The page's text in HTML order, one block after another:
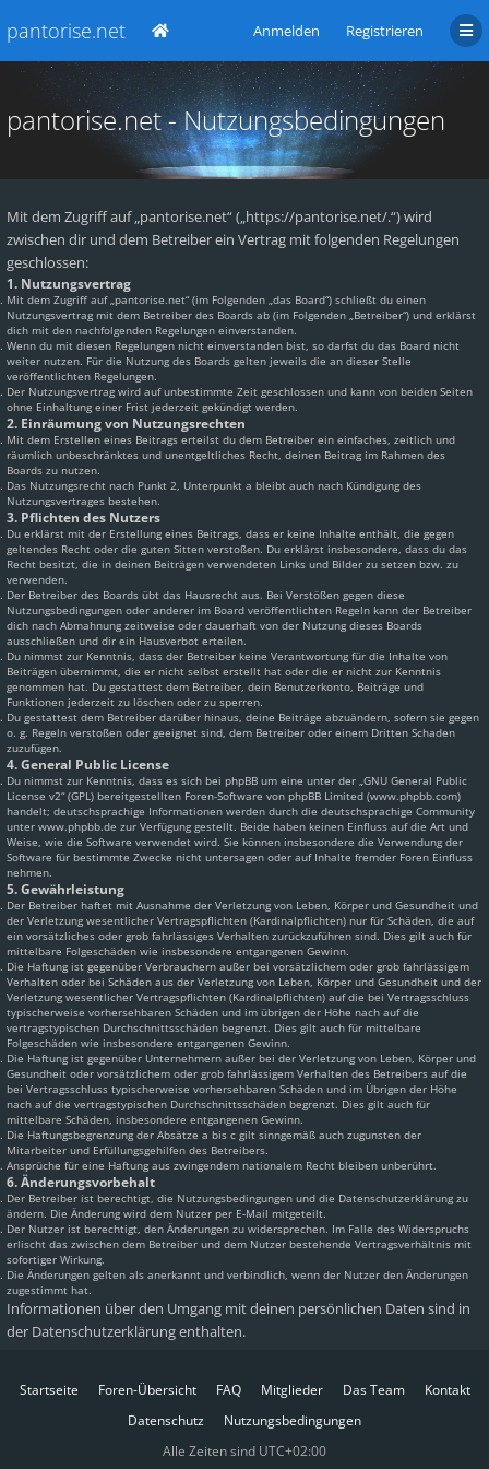
pantorise.net Anmelden Registrieren
pantorise.net - Nutzungsbedingungen
Mit dem Zugriff auf „pantorise.net“ („https://pantorise.net/.“) wird
zwischen dir und dem Betreiber ein Vertrag mit folgenden Regelungen
geschlossen:
1. Nutzungsvertrag
Mit dem Zugriff auf „pantorise.net“ (im Folgenden „das Board“) schließt du einen
Nutzungsvertrag mit dem Betreiber des Boards ab (im Folgenden „Betreiber“) und erklärst
dich mit den nachfolgenden Regelungen einverstanden.
Wenn du mit diesen Regelungen nicht einverstanden bist, so darfst du das Board nicht
weiter nutzen. Für die Nutzung des Boards gelten jeweils die an dieser Stelle
veröffentlichten Regelungen.
Der Nutzungsvertrag wird auf unbestimmte Zeit geschlossen und kann von beiden Seiten
ohne Einhaltung einer Frist jederzeit gekündigt werden.
2. Einräumung von Nutzungsrechten
Mit dem Erstellen eines Beitrags erteilst du dem Betreiber ein einfaches, zeitlich und
räumlich unbeschränktes und unentgeltliches Recht, deinen Beitrag im Rahmen des
Boards zu nutzen.
Das Nutzungsrecht nach Punkt 2, Unterpunkt a bleibt auch nach Kündigung des
Nutzungsvertrages bestehen.
3. Pflichten des Nutzers
Du erklärst mit der Erstellung eines Beitrags, dass er keine Inhalte enthält, die gegen
geltendes Recht oder die guten Sitten verstoßen. Du erklärst insbesondere, dass du das
Recht besitzt, die in deinen Beiträgen verwendeten Links und Bilder zu setzen bzw. zu
verwenden.
Der Betreiber des Boards übt das Hausrecht aus. Bei Verstößen gegen diese
Nutzungsbedingungen oder anderer im Board veröffentlichten Regeln kann der Betreiber
dich nach Abmahnung zeitweise oder dauerhaft von der Nutzung dieses Boards
ausschließen und dir ein Hausverbot erteilen.
Du nimmst zur Kenntnis, dass der Betreiber keine Verantwortung für die Inhalte von
Beiträgen übernimmt, die er nicht selbst erstellt hat oder die er nicht zur Kenntnis
genommen hat. Du gestattest dem Betreiber, dein Benutzerkonto, Beiträge und
Funktionen jederzeit zu löschen oder zu sperren.
Du gestattest dem Betreiber darüber hinaus, deine Beiträge abzuändern, sofern sie gegen
o. g. Regeln verstoßen oder geeignet sind, dem Betreiber oder einem Dritten Schaden
zuzufügen.
4. General Public License
Du nimmst zur Kenntnis, dass es sich bei phpBB um eine unter der „GNU General Public
License v2“ (GPL) bereitgestellten Foren-Software von phpBB Limited (www.phpbb.com)
handelt; deutschsprachige Informationen werden durch die deutschsprachige Community
unter www.phpbb.de zur Verfügung gestellt. Beide haben keinen Einfluss auf die Art und
Weise, wie die Software verwendet wird. Sie können insbesondere die Verwendung der
Software für bestimmte Zwecke nicht untersagen oder auf Inhalte fremder Foren Einfluss
nehmen.
5. Gewährleistung
Der Betreiber haftet mit Ausnahme der Verletzung von Leben, Körper und Gesundheit und
der Verletzung wesentlicher Vertragspflichten (Kardinalpflichten) nur für Schäden, die auf
ein vorsätzliches oder grob fahrlässiges Verhalten zurückzuführen sind. Dies gilt auch für
mittelbare Folgeschäden wie insbesondere entgangenen Gewinn.
Die Haftung ist gegenüber Verbrauchern außer bei vorsätzlichem oder grob fahrlässigem
Verhalten oder bei Schäden aus der Verletzung von Leben, Körper und Gesundheit und der
Verletzung wesentlicher Vertragspflichten (Kardinalpflichten) auf die bei Vertragsschluss
typischerweise vorhersehbaren Schäden und im übrigen der Höhe nach auf die
vertragstypischen Durchschnittsschäden begrenzt. Dies gilt auch für mittelbare
Folgeschäden wie insbesondere entgangenen Gewinn.
Die Haftung ist gegenüber Unternehmern außer bei der Verletzung von Leben, Körper und
Gesundheit oder vorsätzlichem oder grob fahrlässigem Verhalten des Betreibers auf die
bei Vertragsschluss typischerweise vorhersehbaren Schäden und im Übrigen der Höhe
nach auf die vertragstypischen Durchschnittsschäden begrenzt. Dies gilt auch für
mittelbare Schäden, insbesondere entgangenen Gewinn.
Die Haftungsbegrenzung der Absätze a bis c gilt sinngemäß auch zugunsten der
Mitarbeiter und Erfüllungsgehilfen des Betreibers.
Ansprüche für eine Haftung aus zwingendem nationalem Recht bleiben unberührt.
6. Änderungsvorbehalt
Der Betreiber ist berechtigt, die Nutzungsbedingungen und die Datenschutzerklärung zu
ändern. Die Änderung wird dem Nutzer per E-Mail mitgeteilt.
Der Nutzer ist berechtigt, den Änderungen zu widersprechen. Im Falle des Widerspruchs
erlischt das zwischen dem Betreiber und dem Nutzer bestehende Vertragsverhältnis mit
sofortiger Wirkung.
Die Änderungen gelten als anerkannt und verbindlich, wenn der Nutzer den Änderungen
zugestimmt hat.
Informationen über den Umgang mit deinen persönlichen Daten sind in
der Datenschutzerklärung enthalten.
Startseite Foren-Übersicht FAQ Mitglieder Das Team
Kontakt
Datenschutz
Nutzungsbedingungen
Alle Zeiten sind UTC+02:00